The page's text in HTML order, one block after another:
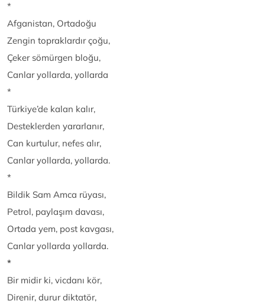
*
Afganistan, Ortadoğu
Zengin topraklardır çoğu,
Çeker sömürgen bloğu,
Canlar yollarda, yollarda
*
Türkiye’de kalan kalır,
Desteklerden yararlanır,
Can kurtulur, nefes alır,
Canlar yollarda, yollarda.
*
Bildik Sam Amca rüyası,
Petrol, paylaşım davası,
Ortada yem, post kavgası,
Canlar yollarda yollarda.
*
Bir midir ki, vicdanı kör,
Direnir, durur diktatör,